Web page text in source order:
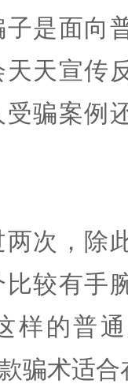
是面向
天宣传
骗案例
次，除
比较有手
样的普
骗术适合